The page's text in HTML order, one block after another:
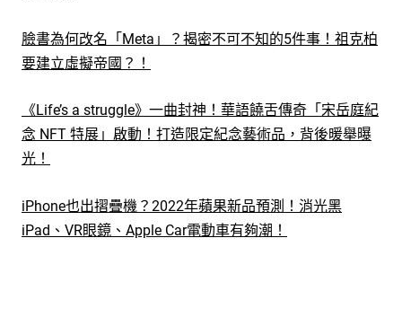
臉書為何改名「Meta」？揭密不可不知的5件事！祖克柏
要建立虛擬帝國？！
《Life’s a struggle》一曲封神！華語饒舌傳奇「宋岳庭紀
念 NFT 特展」啟動！打造限定紀念藝術品，背後暖舉曝
光！
iPhone也出摺疊機？2022年蘋果新品預測！消光黑
iPad、VR眼鏡、Apple Car電動車有夠潮！